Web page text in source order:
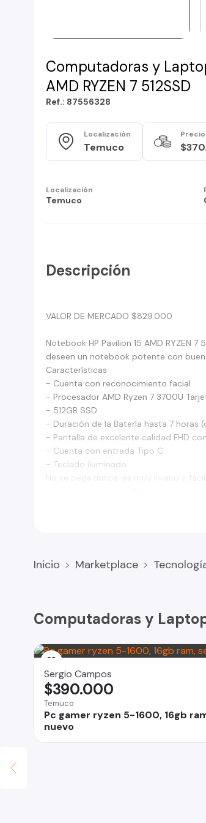
Computadoras y
AMD RYZEN 7 512SSD
Ref.: 87556328
Localización
Temuco
Precio
Localización
Temuco
Descripción
VALOR DE MERCADO $829.000
Notebook HP Pavilion 15 AMD RYZEN
deseen un notebook potente con
Características
- Cuenta con reconocimiento facial
- Procesador AMD Ryzen 7 3700U
- 512GB SSD
- Duración de la Batería hasta 7 horas
- Pantalla de excelente calidad FHD
- Cuenta con entrada Tipo C
- Teclado iluminado
gente que quiera algo de calidad y
O permuto por Nintendo switch Oled
Inicio Marketplace
Computadoras y
Sergio Campos
Temuco
Pc gamer ryzen 5-1600, 16gb
nuevo
$390.000